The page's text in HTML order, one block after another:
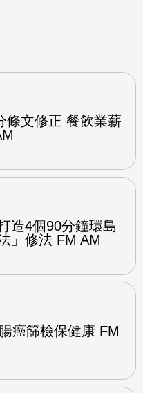
條文修正 餐飲業薪
造4個90分鐘環島
」修法 FM AM
癌篩檢保健康 FM